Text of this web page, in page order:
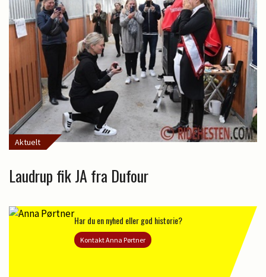
Aktuelt
Laudrup fik JA fra Dufour
Har du en nyhed eller god historie?
Kontakt Anna Pørtner